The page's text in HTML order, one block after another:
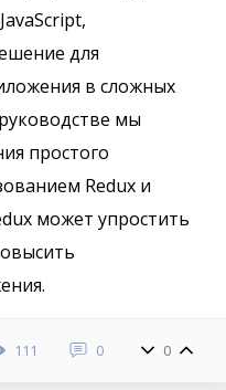
для
в сложных
мы
простого
Redux и
может упростить
111 0 0